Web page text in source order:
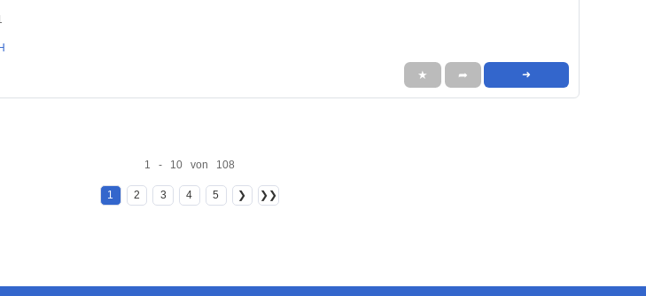
★ ➦ ➜
1 - 10 von 108
1 2 3 4 5 ❯ ❯❯